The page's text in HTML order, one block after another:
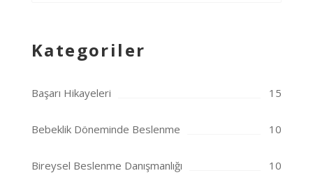
Kategoriler
Başarı Hikayeleri 15
Bebeklik Döneminde Beslenme 10
Bireysel Beslenme Danışmanlığı 10